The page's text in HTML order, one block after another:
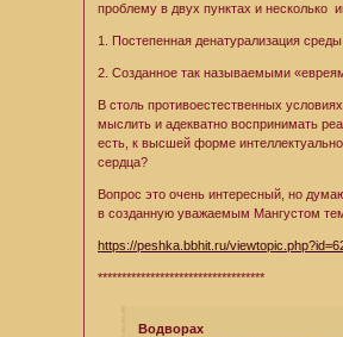
проблему в двух пунктах и несколько
1. Постепенная денатурализация
2. Созданное так называемыми
В столь противоестественных
мыслить и адекватно воспринимать
есть, к высшей форме
сердца?
Вопрос это очень интересный, но
в созданную уважаемым Мангустом
https://peshka.bbhit.ru/
***********************************
Водворах